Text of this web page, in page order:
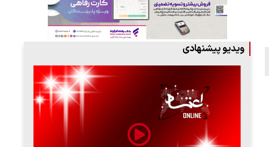
ویدیو پیشنهادی